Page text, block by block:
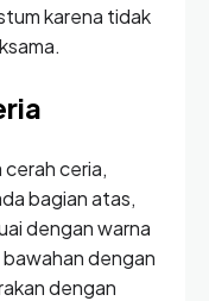
karena tidak
ceria,
bagian atas,
dengan warna
dengan
dengan